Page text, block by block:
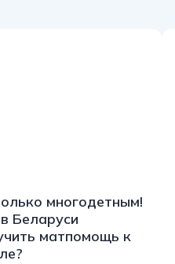
многодетным!
Беларуси
матпомощь к